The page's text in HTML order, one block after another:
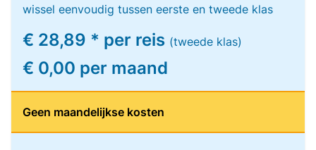
wissel eenvoudig tussen eerste en tweede klas
€ 28,89 * per reis (tweede klas)
€ 0,00 per maand
Geen maandelijkse kosten